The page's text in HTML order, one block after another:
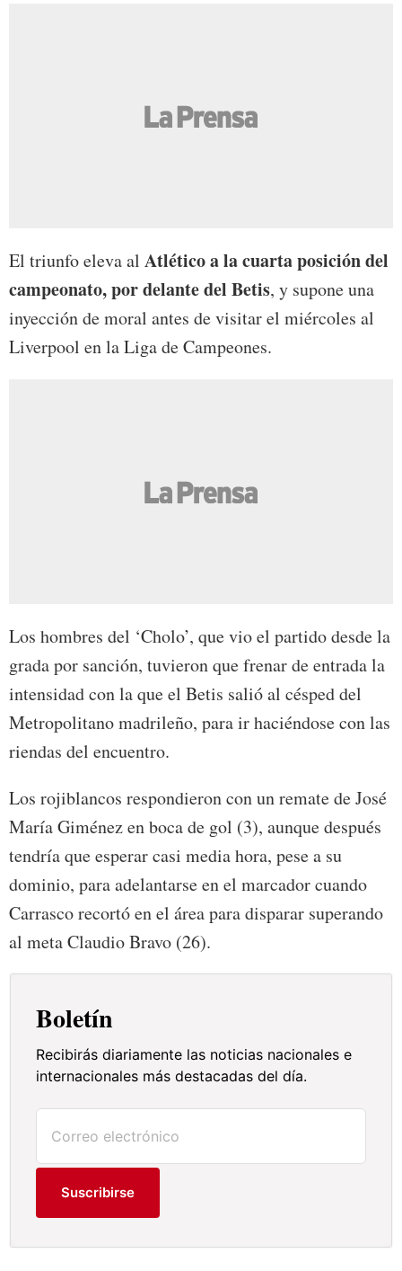
El triunfo eleva al Atlético a la cuarta posición del
campeonato, por delante del Betis, y supone una
inyección de moral antes de visitar el miércoles al
Liverpool en la Liga de Campeones.
Los hombres del ‘Cholo’, que vio el partido desde la
grada por sanción, tuvieron que frenar de entrada la
intensidad con la que el Betis salió al césped del
Metropolitano madrileño, para ir haciéndose con las
riendas del encuentro.
Los rojiblancos respondieron con un remate de José
María Giménez en boca de gol (3), aunque después
tendría que esperar casi media hora, pese a su
dominio, para adelantarse en el marcador cuando
Carrasco recortó en el área para disparar superando
al meta Claudio Bravo (26).
Boletín
Recibirás diariamente las noticias nacionales e
internacionales más destacadas del día.
Suscribirse